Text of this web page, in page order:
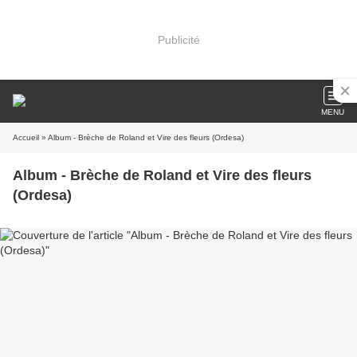
Publicité
MENU
Accueil » Album - Brèche de Roland et Vire des fleurs (Ordesa)
Album - Brèche de Roland et Vire des fleurs
(Ordesa)